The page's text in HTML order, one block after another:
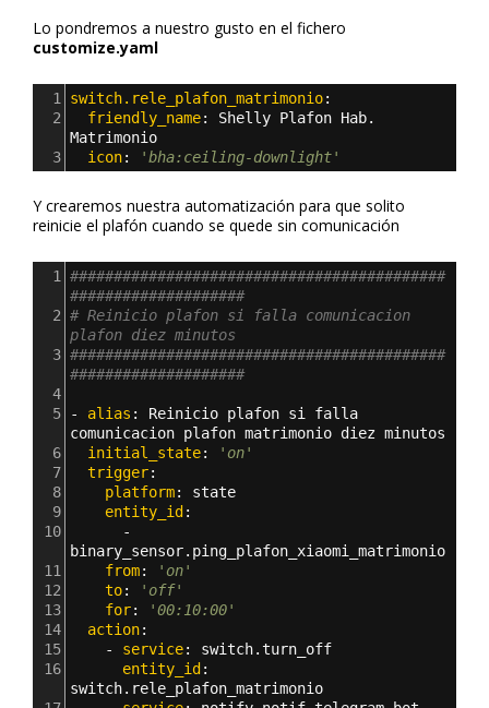
Lo pondremos a nuestro gusto en el fichero
customize.yaml
1 switch.rele_plafon_matrimonio:
2
  friendly_name
: Shelly Plafon Hab.
Matrimonio
3
  icon
: 'bha:ceiling-downlight'
Y crearemos nuestra automatización para que solito
reinicie el plafón cuando se quede sin comunicación
1 ###########################################
####################
2 # Reinicio plafon si falla comunicacion
plafon diez minutos
3 ###########################################
####################
4
5
- alias : Reinicio plafon si falla
comunicacion plafon matrimonio diez minutos
6
  initial_state
:
'on'
7
  trigger
:
8
platform: state
9
entity_id
10
binary_sensor.ping_plafon_xiaomi_matrimonio
11
from:
'on'
12
to:
'off'
13
for:
'00:10:00'
14
  action
15
- service: switch.turn_off
16
entity_id
switch.rele_plafon_matrimonio